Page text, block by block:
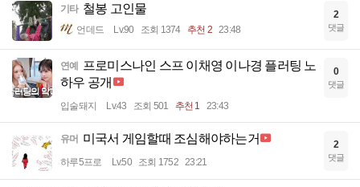
기타 철봉 고인물
언데드 Lv.90 조회 1374 추천 2 23:48
2
댓글
연예 프로미스나인 스프 이채영 이나경 플러팅 노
하우 공개
입술돼지 Lv.43 조회 501 추천 1 23:43
0
댓글
유머 미국서 게임할때 조심해야하는거
하루5프로 Lv.50 조회 1752 23:21
2
댓글